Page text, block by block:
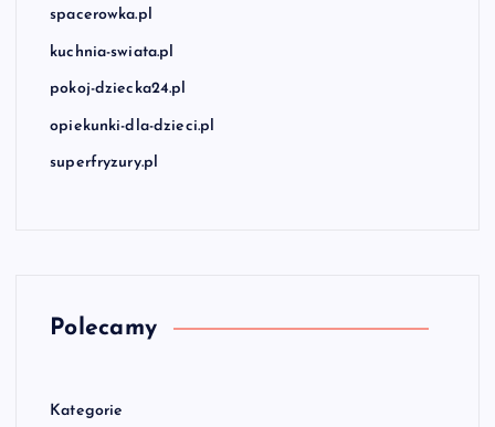
spacerowka.pl
kuchnia-swiata.pl
pokoj-dziecka24.pl
opiekunki-dla-dzieci.pl
superfryzury.pl
Polecamy
Kategorie